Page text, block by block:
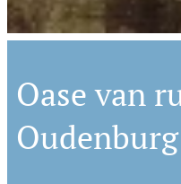
Oase van
Oudenburg